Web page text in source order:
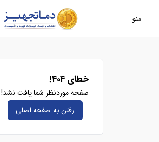
منو
خطای ۴۰۴!
صفحه موردنظر شما یافت نشد!
رفتن به صفحه‌ اصلی